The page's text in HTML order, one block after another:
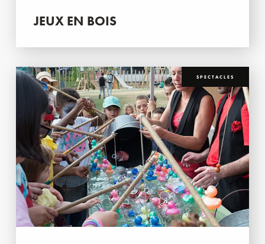
JEUX EN BOIS
SPECTACLES